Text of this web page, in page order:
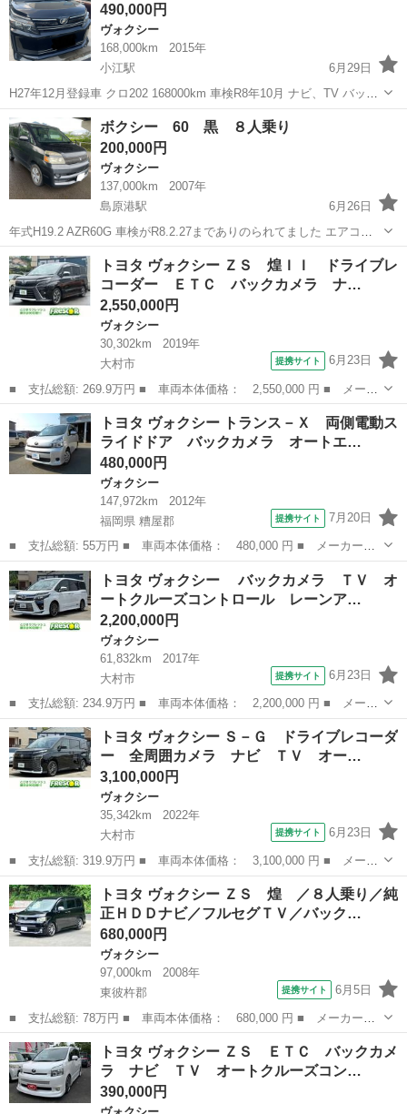
イドドア Ｂｌｕｅ...490,000円
ヴォクシー
168,000km
2015年
小江駅
6月29日
H27年12月登録車 クロ202 168000km 車検R8年10月 ナビ、TV バック
カメラ ETC 片側パワースライドドア キーレス（プッシュスタートな
諫早市 小江駅 ヴォクシー センター
ボクシー 60 黒 ８人乗り
200,000円
ヴォクシー
137,000km
2007年
島原港駅
6月26日
年式H19.2 AZR60G 車検がR8.2.27までありのられてました エアコン
効いています 走行問題なしです 今は、抹消しています 別途リサイク
ル料金かかります
長崎 島原市 島原港駅
トヨタ ヴォクシー ＺＳ 煌ＩＩ ドライブレ
コーダー ＥＴＣ バックカメラ ナ…
2,550,000円
ヴォクシー
30,302km
2019年
大村市
提携サイト 6月23日
■ 支払総額: 269.9万円 ■ 車両本体価格： 2,550,000 円 ■ メーカ
ー名： トヨタ ■ 車種名： ヴォクシー ■ グレード名： ＺＳ
煌ＩＩ ドライブレコーダー ＥＴＣ バックカメラ ナビ ＴＶ
レーンア...
長崎 大村市 ヴォクシー
トヨタ ヴォクシー トランス－Ｘ 両側電動ス
ライドドア バックカメラ オートエ…
480,000円
ヴォクシー
147,972km
2012年
福岡県 糟屋郡
提携サイト 7月20日
■ 支払総額: 55万円 ■ 車両本体価格： 480,000 円 ■ メーカー
名： トヨタ ■ 車種名： ヴォクシー ■ グレード名： トランス
－Ｘ 両側電動スライドドア バックカメラ オートエアコン ドア
ミラーウインカー...
福岡 糟屋郡 ヴォクシー
トヨタ ヴォクシー バックカメラ ＴＶ オ
ートクルーズコントロール レーンア…
2,200,000円
ヴォクシー
61,832km
2017年
大村市
提携サイト 6月23日
■ 支払総額: 234.9万円 ■ 車両本体価格： 2,200,000 円 ■ メーカ
ー名： トヨタ ■ 車種名： ヴォクシー ■ グレード名： バッ
クカメラ ＴＶ オートクルーズコントロール レーンアシスト 衝
突被害軽...
長崎 大村市 ヴォクシー
トヨタ ヴォクシー Ｓ－Ｇ ドライブレコーダ
ー 全周囲カメラ ナビ ＴＶ オー…
3,100,000円
ヴォクシー
35,342km
2022年
大村市
提携サイト 6月23日
■ 支払総額: 319.9万円 ■ 車両本体価格： 3,100,000 円 ■ メーカ
ー名： トヨタ ■ 車種名： ヴォクシー ■ グレード名： Ｓ－
Ｇ ドライブレコーダー 全周囲カメラ ナビ ＴＶ オートクルー
ズコントロ...
長崎 大村市 ヴォクシー
トヨタ ヴォクシー ＺＳ 煌 ／８人乗り／純
正ＨＤＤナビ／フルセグＴＶ／バック…
680,000円
ヴォクシー
97,000km
2008年
東彼杵郡
提携サイト 6月5日
■ 支払総額: 78万円 ■ 車両本体価格： 680,000 円 ■ メーカー
名： トヨタ ■ 車種名： ヴォクシー ■ グレード名： ＺＳ
煌 ／８人乗り／純正ＨＤＤナビ／フルセグＴＶ／バックカメラ／Ｄ
ＶＤ再生／音楽録音...
長崎 東彼杵郡 ヴォクシー
トヨタ ヴォクシー ＺＳ ＥＴＣ バックカメ
ラ ナビ ＴＶ オートクルーズコン…
390,000円